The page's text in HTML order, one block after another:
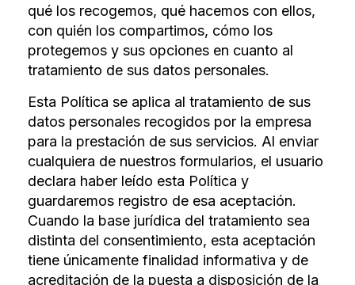
qué los recogemos, qué hacemos con ellos,
con quién los compartimos, cómo los
protegemos y sus opciones en cuanto al
tratamiento de sus datos personales.
Esta Política se aplica al tratamiento de sus
datos personales recogidos por la empresa
para la prestación de sus servicios. Al enviar
cualquiera de nuestros formularios, el usuario
declara haber leído esta Política y
guardaremos registro de esa aceptación.
Cuando la base jurídica del tratamiento sea
distinta del consentimiento, esta aceptación
tiene únicamente finalidad informativa y de
acreditación de la puesta a disposición de la